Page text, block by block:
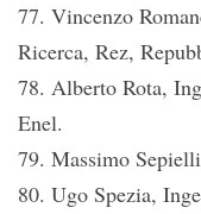
77. Vincenzo
Ricerca, Rez,
78. Alberto Rota,
Enel.
79. Massimo
80. Ugo Spezia,